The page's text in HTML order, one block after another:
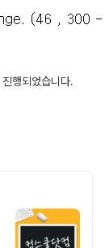
행되었습니다.